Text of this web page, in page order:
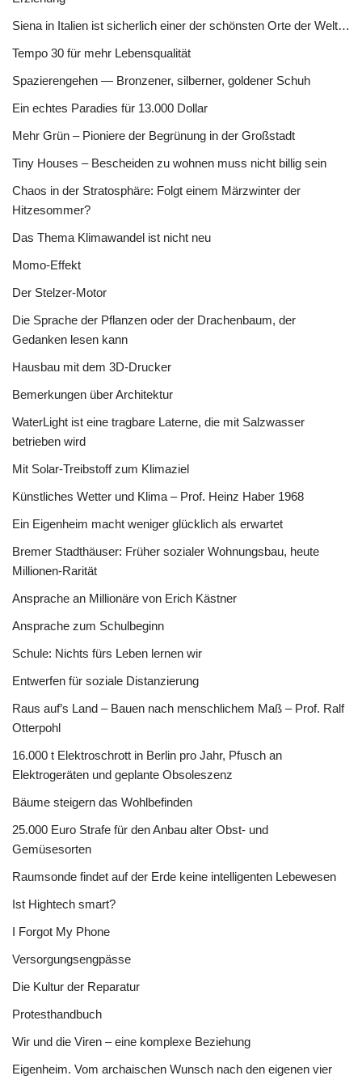
Siena in Italien ist sicherlich einer der schönsten Orte der Welt…
Tempo 30 für mehr Lebensqualität
Spazierengehen — Bronzener, silberner, goldener Schuh
Ein echtes Paradies für 13.000 Dollar
Mehr Grün – Pioniere der Begrünung in der Großstadt
Tiny Houses – Bescheiden zu wohnen muss nicht billig sein
Chaos in der Stratosphäre: Folgt einem Märzwinter der
Hitzesommer?
Das Thema Klimawandel ist nicht neu
Momo-Effekt
Der Stelzer-Motor
Die Sprache der Pflanzen oder der Drachenbaum, der
Gedanken lesen kann
Hausbau mit dem 3D-Drucker
Bemerkungen über Architektur
WaterLight ist eine tragbare Laterne, die mit Salzwasser
betrieben wird
Mit Solar-Treibstoff zum Klimaziel
Künstliches Wetter und Klima – Prof. Heinz Haber 1968
Ein Eigenheim macht weniger glücklich als erwartet
Bremer Stadthäuser: Früher sozialer Wohnungsbau, heute
Millionen-Rarität
Ansprache an Millionäre von Erich Kästner
Ansprache zum Schulbeginn
Schule: Nichts fürs Leben lernen wir
Entwerfen für soziale Distanzierung
Raus auf’s Land – Bauen nach menschlichem Maß – Prof. Ralf
Otterpohl
16.000 t Elektroschrott in Berlin pro Jahr, Pfusch an
Elektrogeräten und geplante Obsoleszenz
Bäume steigern das Wohlbefinden
25.000 Euro Strafe für den Anbau alter Obst- und
Gemüsesorten
Raumsonde findet auf der Erde keine intelligenten Lebewesen
Ist Hightech smart?
I Forgot My Phone
Versorgungsengpässe
Die Kultur der Reparatur
Protesthandbuch
Wir und die Viren – eine komplexe Beziehung
Eigenheim. Vom archaischen Wunsch nach den eigenen vier